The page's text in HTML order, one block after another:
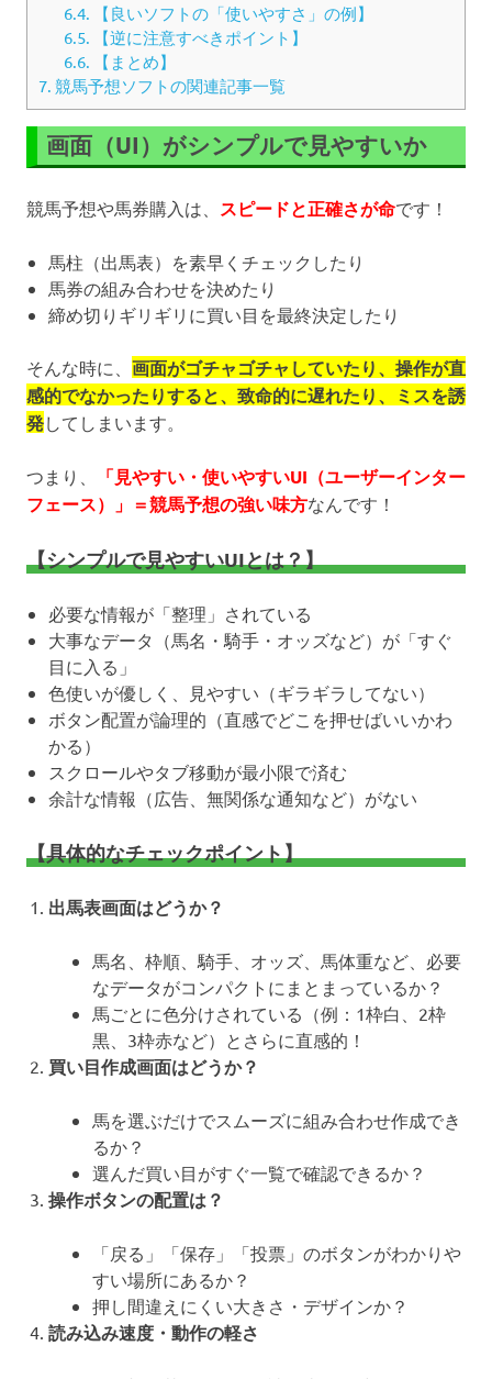
6.4.
【良いソフトの「使いやすさ」の例】
6.5.
【逆に注意すべきポイント】
6.6.
【まとめ】
7. 競馬予想ソフトの関連記事一覧
画面（UI）がシンプルで見やすいか
競馬予想や馬券購入は、 スピードと正確さが命です！
馬柱（出馬表）を素早くチェックしたり
馬券の組み合わせを決めたり
締め切りギリギリに買い目を最終決定したり
そんな時に、 画面がゴチャゴチャしていたり、操作が直
感的でなかったりすると、致命的に遅れたり、ミスを誘
発してしまいます。
つまり、
「見やすい・使いやすいUI（ユーザーインター
フェース）」＝競馬予想の強い味方なんです！
【シンプルで見やすいUIとは？】
必要な情報が「整理」されている
大事なデータ（馬名・騎手・オッズなど）が「すぐ
目に入る」
色使いが優しく、見やすい（ギラギラしてない）
ボタン配置が論理的（直感でどこを押せばいいかわ
かる）
スクロールやタブ移動が最小限で済む
余計な情報（広告、無関係な通知など）がない
【具体的なチェックポイント】
出馬表画面はどうか？
馬名、枠順、騎手、オッズ、馬体重など、必要
なデータがコンパクトにまとまっているか？
馬ごとに色分けされている（例：1枠白、2枠
黒、3枠赤など）とさらに直感的！
買い目作成画面はどうか？
馬を選ぶだけでスムーズに組み合わせ作成でき
るか？
選んだ買い目がすぐ一覧で確認できるか？
操作ボタンの配置は？
「戻る」「保存」「投票」のボタンがわかりや
すい場所にあるか？
押し間違えにくい大きさ・デザインか？
読み込み速度・動作の軽さ